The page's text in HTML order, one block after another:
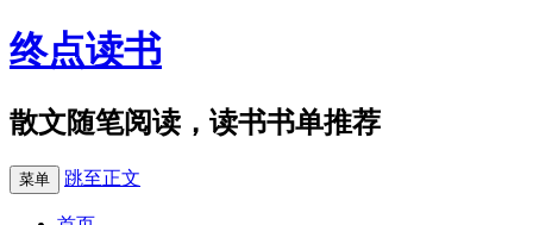
终点读书
散文随笔阅读，读书书单推荐
菜单 跳至正文